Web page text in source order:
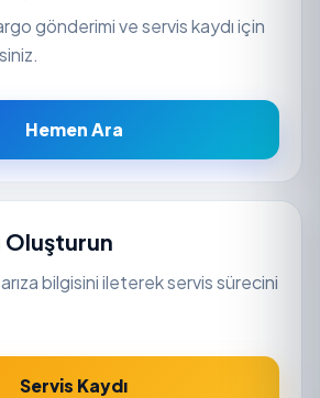
gönderimi ve servis kaydı için
Hemen Ara
Oluşturun
bilgisini ileterek servis sürecini
Servis Kaydı